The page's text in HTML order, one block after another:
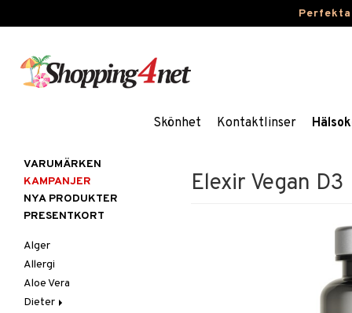
Skönhet Kontaktlinser
Elexir Vegan D3
VARUMÄRKEN
KAMPANJER
NYA PRODUKTER
PRESENTKORT
Alger
Allergi
Aloe Vera
Dieter